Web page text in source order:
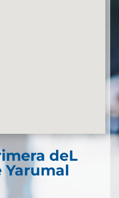
deL
Yarumal